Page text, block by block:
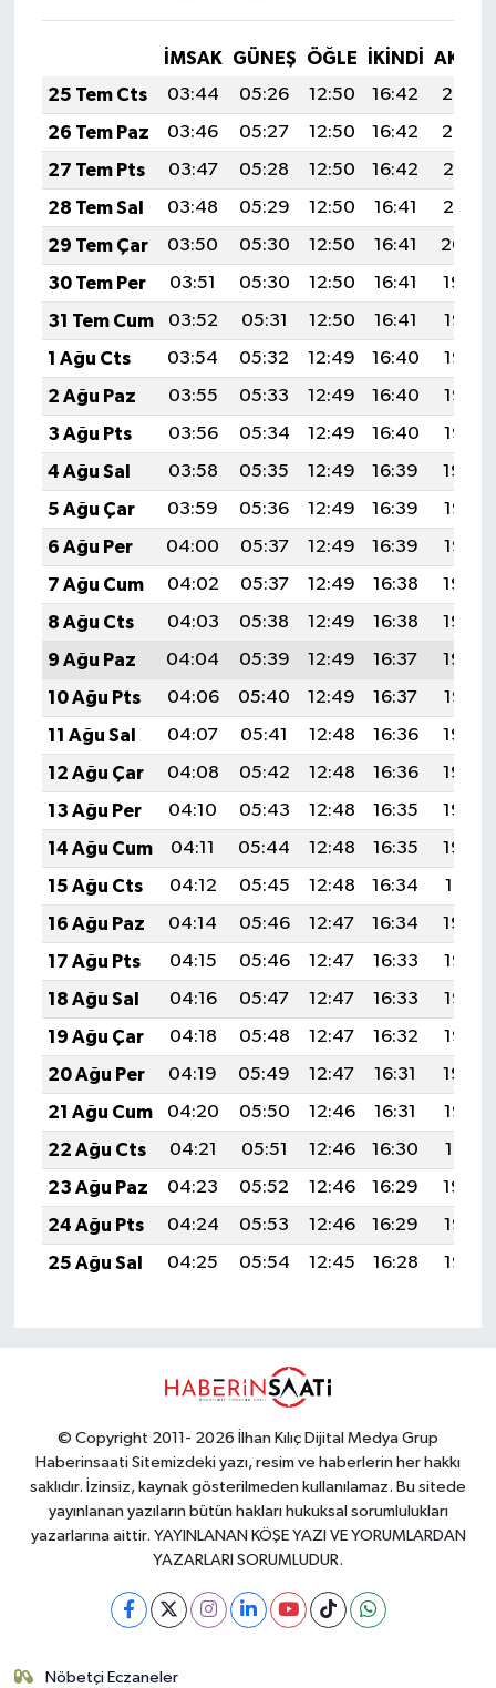
İMSAK GÜNEŞ ÖĞLE İKINDI
25 Tem Cts
03:44 05:26 12:50 16:42
20:03
26 Tem Paz
03:46 05:27 12:50 16:42
20:02
27 Tem Pts
03:47 05:28 12:50 16:42
20:01
28 Tem Sal
03:48 05:29 12:50 16:41
20:01
29 Tem Çar
03:50 05:30 12:50 16:41
20:00
30 Tem Per
03:51 05:30 12:50 16:41
19:59
31 Tem Cum
03:52 05:31 12:50 16:41
19:58
1 Ağu Cts
03:54 05:32 12:49 16:40
19:57
2 Ağu Paz
03:55 05:33 12:49 16:40
19:56
3 Ağu Pts
03:56 05:34 12:49 16:40
19:55
4 Ağu Sal
03:58 05:35 12:49 16:39
19:54
5 Ağu Çar
03:59 05:36 12:49 16:39
19:53
6 Ağu Per
04:00 05:37 12:49 16:39
19:52
7 Ağu Cum
04:02 05:37 12:49 16:38
19:50
8 Ağu Cts
04:03 05:38 12:49 16:38
19:49
9 Ağu Paz
04:04 05:39 12:49 16:37
19:48
10 Ağu Pts
04:06 05:40 12:49 16:37
19:47
11 Ağu Sal
04:07 05:41 12:48 16:36
19:46
12 Ağu Çar
04:08 05:42 12:48 16:36
19:44
13 Ağu Per
04:10 05:43 12:48 16:35
19:43
14 Ağu Cum
04:11 05:44 12:48 16:35
19:42
15 Ağu Cts
04:12 05:45 12:48 16:34
19:41
16 Ağu Paz
04:14 05:46 12:47 16:34
19:39
17 Ağu Pts
04:15 05:46 12:47 16:33
19:38
18 Ağu Sal
04:16 05:47 12:47 16:33
19:37
19 Ağu Çar
04:18 05:48 12:47 16:32
19:35
20 Ağu Per
04:19 05:49 12:47 16:31
19:34
21 Ağu Cum
04:20 05:50 12:46 16:31
19:33
22 Ağu Cts
04:21 05:51 12:46 16:30
19:31
23 Ağu Paz
04:23 05:52 12:46 16:29
19:30
24 Ağu Pts
04:24 05:53 12:46 16:29
19:28
25 Ağu Sal
04:25 05:54 12:45 16:28 19:27
© Copyright 2011- 2026 İlhan Kılıç Dijital Medya Grup
Haberinsaati Sitemizdeki yazı, resim ve haberlerin her hakkı
saklıdır. İzinsiz, kaynak gösterilmeden kullanılamaz. Bu sitede
yayınlanan yazıların bütün hakları hukuksal sorumlulukları
yazarlarına aittir. YAYINLANAN KÖŞE YAZI VE YORUMLARDAN
YAZARLARI SORUMLUDUR.
Nöbetçi Eczaneler